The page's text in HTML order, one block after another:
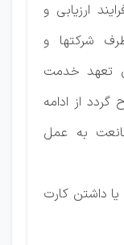
ارزیابی و
شرکتها و
تعهد خدمت
از ادامه
به عمل
داشتن کارت